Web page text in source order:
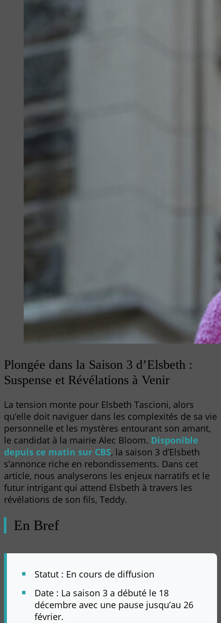
Plongée dans la Saison 3 d’Elsbeth :
Suspense et Révélations à Venir
La tension monte pour Elsbeth Tascioni, alors
qu’elle doit naviguer dans les complexités de sa vie
personnelle et les mystères entourant son amant,
le candidat à la mairie Alec Bloom. Disponible
depuis ce matin sur CBS, la saison 3 d’Elsbeth
s’annonce riche en rebondissements. Dans cet
article, nous analyserons les enjeux narratifs et le
futur intrigant qui attend Elsbeth à travers les
révélations de son fils, Teddy.
En Bref
Statut : En cours de diffusion
Date : La saison 3 a débuté le 18
décembre avec une pause jusqu’au 26
février.